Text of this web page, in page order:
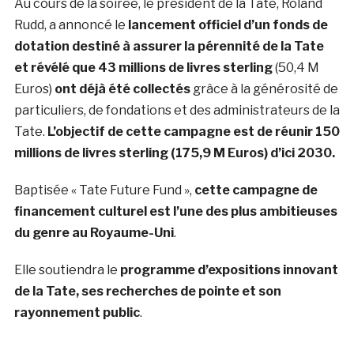
Au cours de la soirée, le président de la Tate, Roland
Rudd, a annoncé le lancement officiel d’un fonds de
dotation destiné à assurer la pérennité de la Tate
et révélé que 43 millions de livres sterling(50,4 M
Euros) ont déjà été collectésgrâce à la générosité de
particuliers, de fondations et des administrateurs de la
Tate. L’objectif de cette campagne est de réunir 150
millions de livres sterling (175,9 M Euros) d’ici 2030.
Baptisée « Tate Future Fund », cette campagne de
financement culturel est l’une des plus ambitieuses
du genre au Royaume-Uni.
Elle soutiendra le programme d’expositions innovant
de la Tate, ses recherches de pointe et son
rayonnement public.